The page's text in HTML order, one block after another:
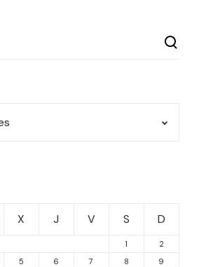
X J V S D
1
2
5 6 7 8
9